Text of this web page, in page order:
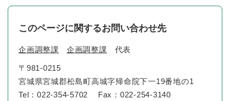
このページに関するお問い合わせ先
企画調整課 企画調整課 代表
〒981-0215
宮城県宮城郡松島町高城字帰命院下一19番地の1
Tel：022-354-5702
Fax：022-254-3140